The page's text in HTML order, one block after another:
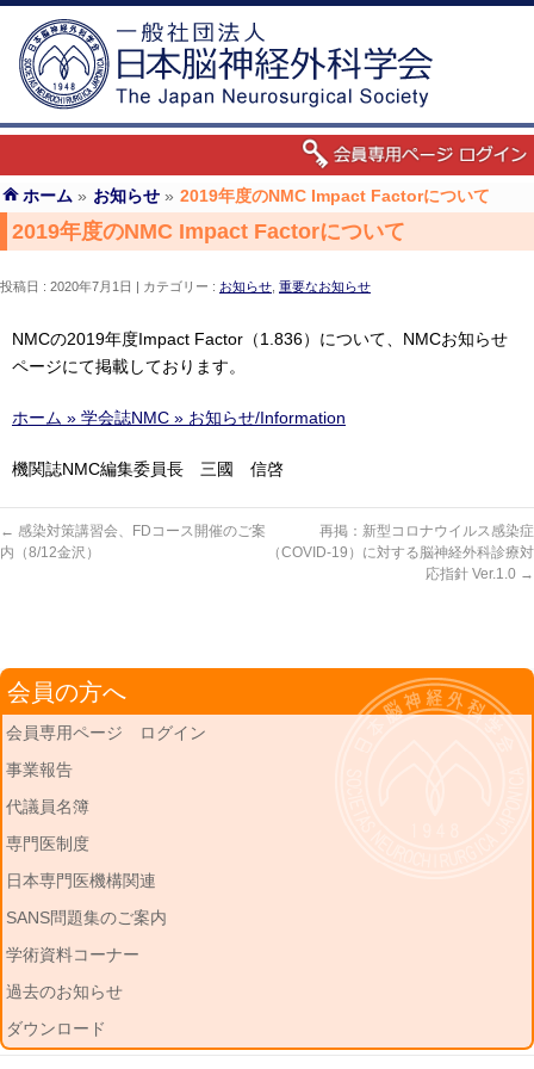
ホーム » お知らせ » 2019年度のNMC Impact Factorについて
2019年度のNMC Impact Factorについて
投稿日 : 2020年7月1日 カテゴリー : お知らせ 重要なお知らせ
NMCの2019年度Impact Factor（1.836）について、NMCお知らせ
ページにて掲載しております。
ホーム » 学会誌NMC » お知らせ/Information
機関誌NMC編集委員長 三國 信啓
← 感染対策講習会、FDコース開催のご案
内（8/12金沢）
再掲：新型コロナウイルス感染症
（COVID-19）に対する脳神経外科診療対
応指針 Ver.1.0 →
会員の方へ
会員専用ページ ログイン
事業報告
代議員名簿
専門医制度
日本専門医機構関連
SANS問題集のご案内
学術資料コーナー
過去のお知らせ
ダウンロード